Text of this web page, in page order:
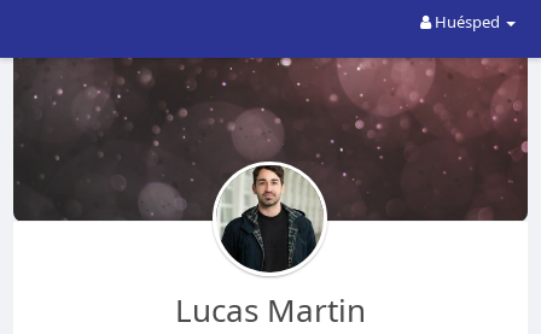
Huésped
Lucas Martin